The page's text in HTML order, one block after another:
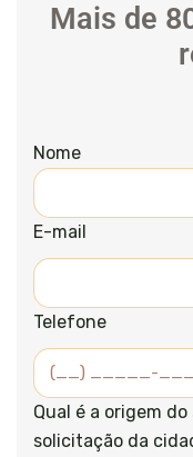
Mais de
Nome
E-mail
Telefone
Qual é a origem
solicitação da